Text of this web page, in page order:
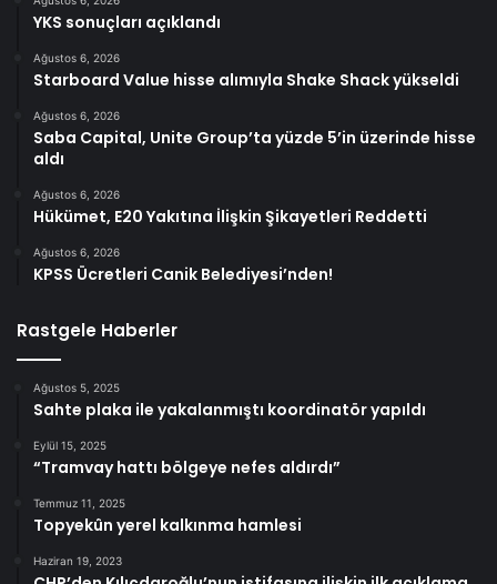
YKS sonuçları açıklandı
Ağustos 6, 2026
Starboard Value hisse alımıyla Shake Shack yükseldi
Ağustos 6, 2026
Saba Capital, Unite Group’ta yüzde 5’in üzerinde hisse
aldı
Ağustos 6, 2026
Hükümet, E20 Yakıtına İlişkin Şikayetleri Reddetti
Ağustos 6, 2026
KPSS Ücretleri Canik Belediyesi’nden!
Rastgele Haberler
Ağustos 5, 2025
Sahte plaka ile yakalanmıştı koordinatör yapıldı
Eylül 15, 2025
“Tramvay hattı bölgeye nefes aldırdı”
Temmuz 11, 2025
Topyekûn yerel kalkınma hamlesi
Haziran 19, 2023